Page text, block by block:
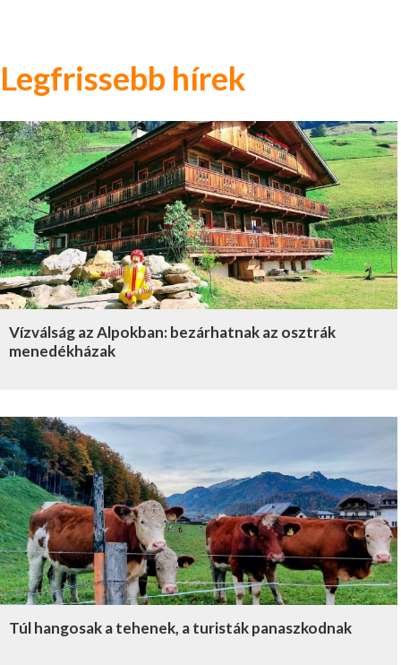
Legfrissebb hírek
Vízválság az Alpokban: bezárhatnak az osztrák
menedékházak
Túl hangosak a tehenek, a turisták panaszkodnak